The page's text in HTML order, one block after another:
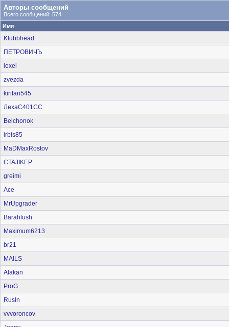
Авторы сообщений
Всего сообщений: 574
Имя
Klubbhead
ПЕТРОВИЧЪ
lexei
zvezda
kirifan545
ЛехаС401СС
Belchonok
irbis85
MaDMaxRostov
CTAJIKEP
greimi
Ace
MrUpgrader
Barahlush
Maximum6213
br21
MAILS
Alakan
ProG
Rusln
vvvoroncov